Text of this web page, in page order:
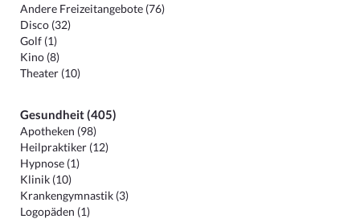
Andere Freizeitangebote (76)
Disco (32)
Golf (1)
Kino (8)
Theater (10)
Gesundheit (405)
Apotheken (98)
Heilpraktiker (12)
Hypnose (1)
Klinik (10)
Krankengymnastik (3)
Logopäden (1)